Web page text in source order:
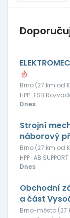
Brno (27 km od
HPP · ESB
Dnes
Strojní
náborový
Brno (27 km od
HPP · AB
Dnes
Obchodní
a část
Brno-město (27